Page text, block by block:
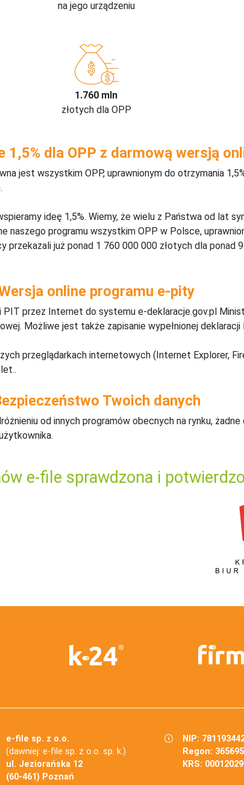
na jego urządzeniu
1.760 mln
złotych dla OPP
1,5% dla OPP z darmową wersją
jest wszystkim OPP, uprawnionym do otrzymania
ideę 1,5%. Wiemy, że wielu z Państwa od lat
naszego programu wszystkim OPP w Polsce,
już ponad 1 760 000 000 złotych dla ponad
online programu e-pity
przez Internet do systemu e-deklaracje.gov.pl
Możliwe jest także zapisanie wypełnionej deklaracji
przeglądarkach internetowych (Internet Explorer,
Twoich danych
od innych programów obecnych na rynku, żadne
e-file sprawdzona i
e-file sp. z o.o.
(dawniej: e-file sp. z o.o. sp. k.)
ul. Jeziorańska 12
(60-461) Poznań
NIP:
Regon:
KRS: